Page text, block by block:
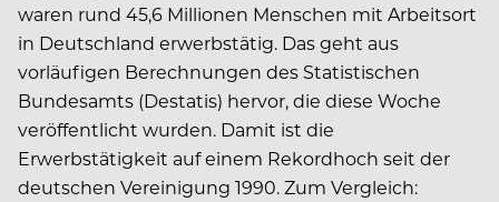
waren rund 45,6 Millionen Menschen mit Arbeitsort
in Deutschland erwerbstätig. Das geht aus
vorläufigen Berechnungen des Statistischen
Bundesamts (Destatis) hervor, die diese Woche
veröffentlicht wurden. Damit ist die
Erwerbstätigkeit auf einem Rekordhoch seit der
deutschen Vereinigung 1990. Zum Vergleich: